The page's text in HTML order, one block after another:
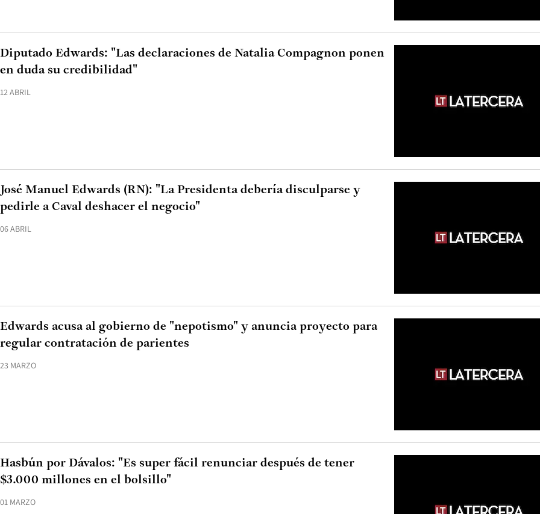
12 ABRIL
Diputado Edwards: "Las declaraciones de Natalia Compagnon ponen
en duda su credibilidad"
06 ABRIL
José Manuel Edwards (RN): "La Presidenta debería disculparse y
pedirle a Caval deshacer el negocio"
23 MARZO
Edwards acusa al gobierno de "nepotismo" y anuncia proyecto para
regular contratación de parientes
01 MARZO
Hasbún por Dávalos: "Es super fácil renunciar después de tener
$3.000 millones en el bolsillo"